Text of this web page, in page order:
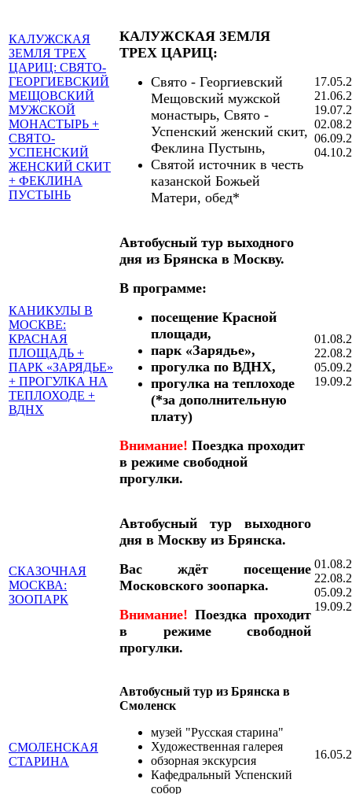
КАЛУЖСКАЯ
ЗЕМЛЯ ТРЕХ
ЦАРИЦ: СВЯТО-
ГЕОРГИЕВСКИЙ
МЕЩОВСКИЙ
МУЖСКОЙ
МОНАСТЫРЬ +
СВЯТО-
УСПЕНСКИЙ
ЖЕНСКИЙ СКИТ
+ ФЕКЛИНА
ПУСТЫНЬ
КАЛУЖСКАЯ ЗЕМЛЯ
ТРЕХ ЦАРИЦ:
Свято - Георгиевский
Мещовский мужской
монастырь, Свято -
Успенский женский скит,
Феклина Пустынь,
Святой источник в честь
казанской Божьей
Матери, обед*
КАНИКУЛЫ В
МОСКВЕ:
КРАСНАЯ
ПЛОЩАДЬ +
ПАРК «ЗАРЯДЬЕ»
+ ПРОГУЛКА НА
ТЕПЛОХОДЕ +
ВДНХ
Автобусный тур выходного
дня из Брянска в Москву.
В программе:
посещение Красной
площади,
парк «Зарядье»,
прогулка по ВДНХ,
прогулка на теплоходе
(*за дополнительную
плату)
Внимание! Поездка проходит
в режиме свободной
прогулки.
СКАЗОЧНАЯ
МОСКВА:
ЗООПАРК
Автобусный тур выходного
дня в Москву из Брянска.
Вас ждёт посещение
Московского зоопарка.
Внимание! Поездка проходит
в режиме свободной
прогулки.
СМОЛЕНСКАЯ
СТАРИНА
Автобусный тур из Брянска в
Смоленск
музей "Русская старина"
Художественная галерея
обзорная экскурсия
Кафедральный Успенский
собор